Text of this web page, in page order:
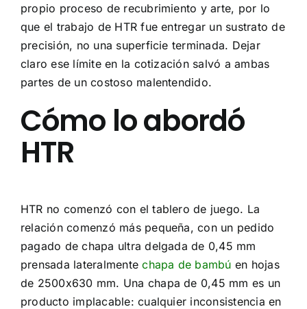
propio proceso de recubrimiento y arte, por lo
que el trabajo de HTR fue entregar un sustrato de
precisión, no una superficie terminada. Dejar
claro ese límite en la cotización salvó a ambas
partes de un costoso malentendido.
Cómo lo abordó
HTR
HTR no comenzó con el tablero de juego. La
relación comenzó más pequeña, con un pedido
pagado de chapa ultra delgada de 0,45 mm
prensada lateralmentechapa de bambú en hojas
de 2500x630 mm. Una chapa de 0,45 mm es un
producto implacable: cualquier inconsistencia en